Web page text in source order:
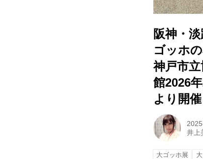
阪神・
ゴッホ
神戸市
館2026
より開催
井上
大ゴッホ展